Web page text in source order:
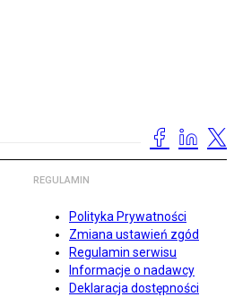
REGULAMIN
Polityka Prywatności
Zmiana ustawień zgód
Regulamin serwisu
Informacje o nadawcy
Deklaracja dostępności